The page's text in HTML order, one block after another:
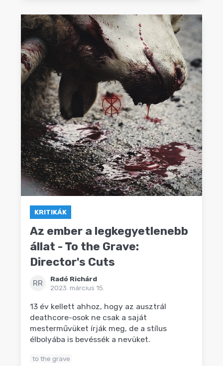
KRITIKÁK
Az ember a legkegyetlenebb
állat - To the Grave:
Director's Cuts
RR
Radó Richárd
2023. március 15.
13 év kellett ahhoz, hogy az ausztrál
deathcore-osok ne csak a saját
mesterművüket írják meg, de a stílus
élbolyába is bevéssék a nevüket.
to the grave